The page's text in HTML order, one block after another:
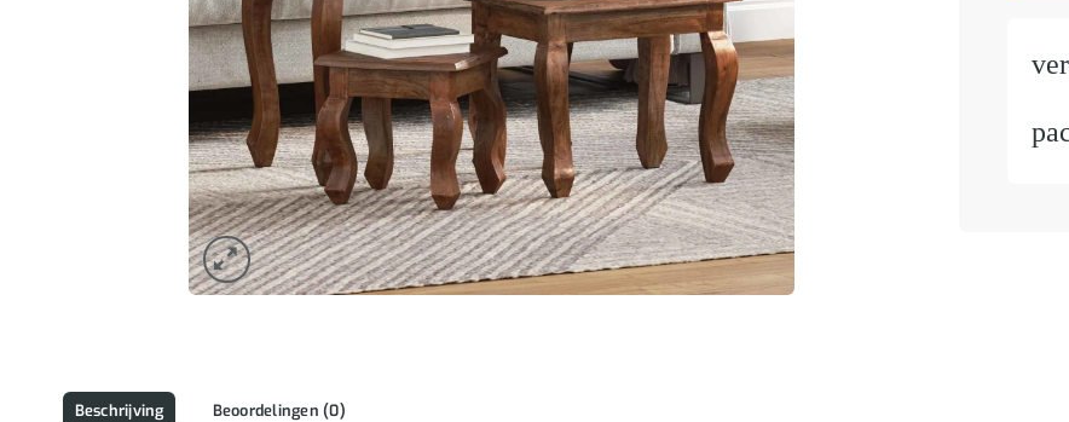
Beschrijving Beoordelingen (0)